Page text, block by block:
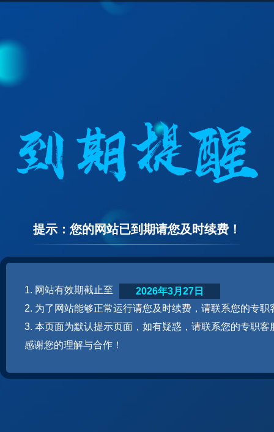
提示：您的网站已到期请您及时续费！
1. 网站有效期截止至
2. 为了网站能够正常运行请您及时续费，请联系您的专职
3. 本页面为默认提示页面，如有疑惑，请联系您的专职客
感谢您的理解与合作！
2026年3月27日